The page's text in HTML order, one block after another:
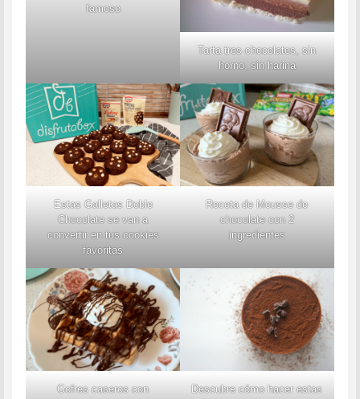
famoso
Tarta tres chocolates, sin
horno, sin harina
Estas Galletas Doble
Chocolate se van a
convertir en tus cookies
favoritas
Receta de Mousse de
chocolate con 2
ingredientes
Gofres caseros con
Descubre cómo hacer estas